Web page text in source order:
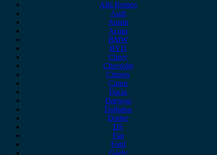
Alfa Romeo
Audi
Austin
Acura
BMW
BYD
Chery
Chevrolet
Citroen
Cupra
Dacia
Daewoo
Daihatsu
Dodge
DS
Fiat
Ford
Geely